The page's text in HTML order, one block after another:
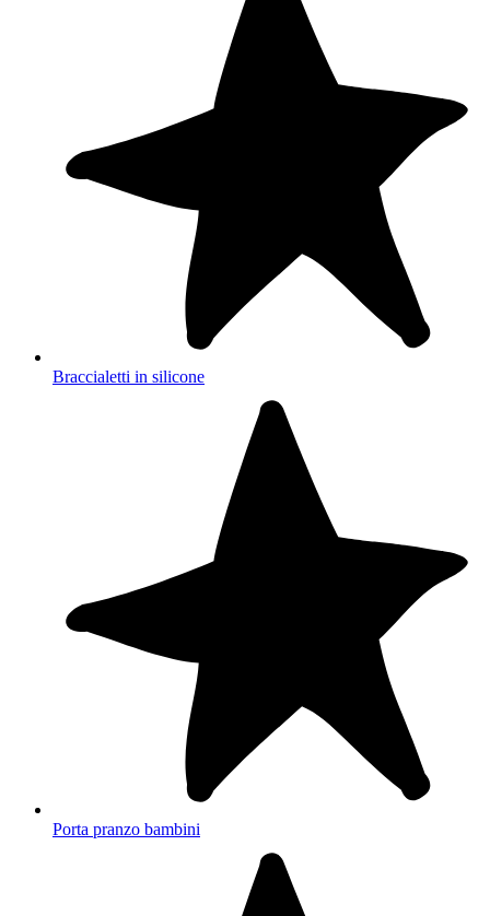
Braccialetti in silicone
Porta pranzo bambini